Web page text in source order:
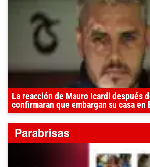
La reacción de Mauro Icardi después
confirmaran que embargan su casa en